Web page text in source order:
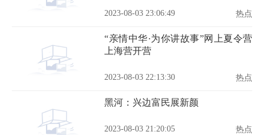
2023-08-03 23:06:49 热点
“亲情中华·为你讲故事”网上夏令营
上海营开营
2023-08-03 22:13:30 热点
黑河：兴边富民展新颜
2023-08-03 21:20:05 热点